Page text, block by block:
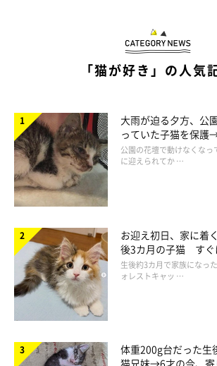
「猫が好き」の人気
大雨が迫る夕方、公
っていた子猫を保護
と“姉妹”のような関
公園の花壇で動けなくな
に迎えられてか …
お迎え初日、家に着
後3カ月の子猫 すぐ
ち着く姿に「迎えて
生後約3カ月で家族になっ
ォレストキャッ …
体重200g台だった生